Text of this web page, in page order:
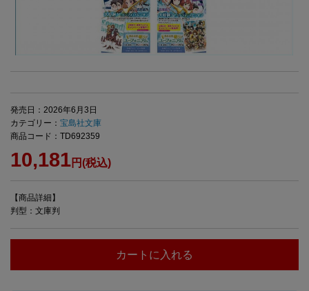
発売日：2026年6月3日
カテゴリー： 宝島社文庫
商品コード：TD692359
10,181円(税込)
【商品詳細】
判型：文庫判
カートに入れる